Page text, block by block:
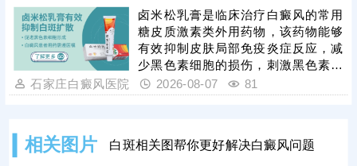
从医嘱。患者严禁自行选购、增减药
量，盲目用药易引发皮肤萎缩、毛细
血管扩张、色素异常、激素依赖等副
作用，损害皮肤健康。单纯使用激素
药物治疗大面积白癜风效果有限，联
合311窄谱uvb照射综合方案，能有效
卤米松乳膏是临床治疗白癜风的常用
糖皮质激素类外用药物，该药物能够
有效抑制皮肤局部免疫炎症反应，减
少黑色素细胞的损伤，刺激黑色素再
生，可有效控制白斑扩散、淡化皮
损。但患者绝对不可自行胡乱用药，
体质等情况，严格遵从医嘱，避免不
石家庄白癜风医院 2026-08-07 81
相关图片 白斑相关图帮你更好解决白癜风问题